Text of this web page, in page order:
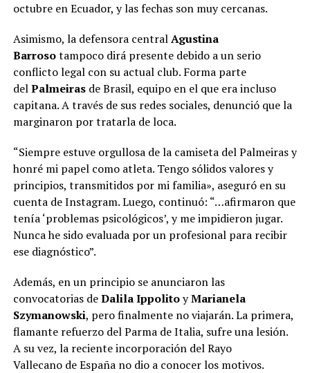
octubre en Ecuador, y las fechas son muy cercanas.
Asimismo, la defensora centralAgustina
Barrosotampoco dirá presente debido a un serio
conflicto legal con su actual club. Forma parte
delPalmeirasde Brasil, equipo en el que era incluso
capitana. A través de sus redes sociales, denunció que la
marginaron por tratarla de loca.
“Siempre estuve orgullosa de la camiseta del Palmeiras y
honré mi papel como atleta. Tengo sólidos valores y
principios, transmitidos por mi familia», aseguró en su
cuenta de Instagram. Luego, continuó: “…afirmaron que
tenía ‘problemas psicológicos’, y me impidieron jugar.
Nunca he sido evaluada por un profesional para recibir
ese diagnóstico”.
Además, en un principio se anunciaron las
convocatorias deDalila IppolitoyMarianela
Szymanowski, pero finalmente no viajarán. La primera,
flamante refuerzo del Parma de Italia, sufre una lesión.
A su vez, la reciente incorporación del Rayo
Vallecano de España no dio a conocer los motivos.